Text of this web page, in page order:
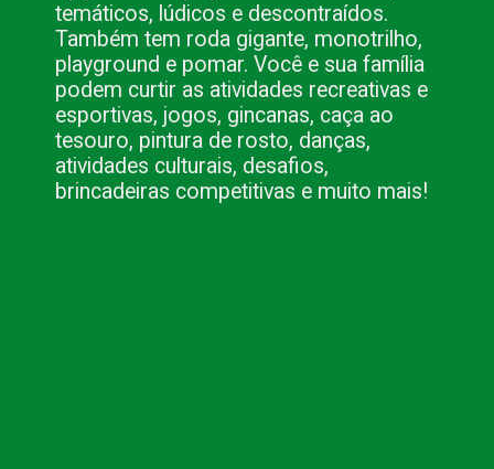
temáticos, lúdicos e descontraídos.
Também tem roda gigante, monotrilho,
playground e pomar. Você e sua família
podem curtir as atividades recreativas e
esportivas, jogos, gincanas, caça ao
tesouro, pintura de rosto, danças,
atividades culturais, desafios,
brincadeiras competitivas e muito mais!